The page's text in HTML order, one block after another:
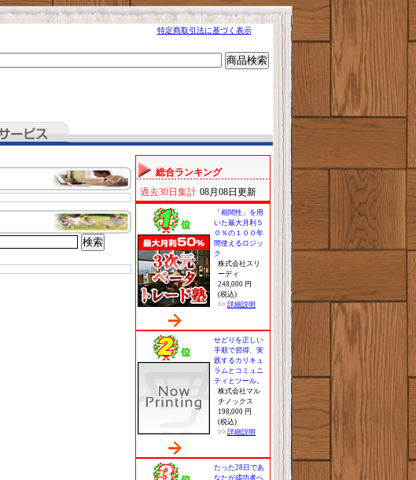
特定商取引法に基づく表示